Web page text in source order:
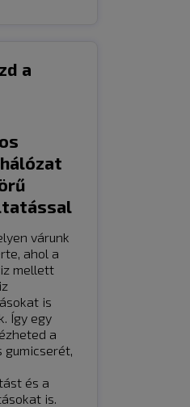
a
várunk
ahol a
mellett
is
Így egy
a
gumicserét,
és a
is.